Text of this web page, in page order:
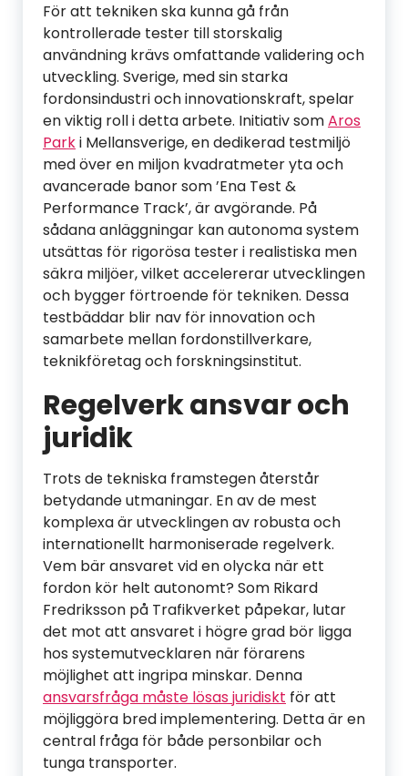
För att tekniken ska kunna gå från
kontrollerade tester till storskalig
användning krävs omfattande validering och
utveckling. Sverige, med sin starka
fordonsindustri och innovationskraft, spelar
en viktig roll i detta arbete. Initiativ somAros
Parki Mellansverige, en dedikerad testmiljö
med över en miljon kvadratmeter yta och
avancerade banor som ’Ena Test &
Performance Track’, är avgörande. På
sådana anläggningar kan autonoma system
utsättas för rigorösa tester i realistiska men
säkra miljöer, vilket accelererar utvecklingen
och bygger förtroende för tekniken. Dessa
testbäddar blir nav för innovation och
samarbete mellan fordonstillverkare,
teknikföretag och forskningsinstitut.
Regelverk ansvar och
juridik
Trots de tekniska framstegen återstår
betydande utmaningar. En av de mest
komplexa är utvecklingen av robusta och
internationellt harmoniserade regelverk.
Vem bär ansvaret vid en olycka när ett
fordon kör helt autonomt? Som Rikard
Fredriksson på Trafikverket påpekar, lutar
det mot att ansvaret i högre grad bör ligga
hos systemutvecklaren när förarens
möjlighet att ingripa minskar. Denna
ansvarsfråga måste lösas juridiskt för att
möjliggöra bred implementering. Detta är en
central fråga för både personbilar och
tunga transporter.